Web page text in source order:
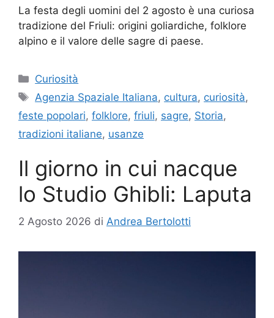
La festa degli uomini del 2 agosto è una curiosa
tradizione del Friuli: origini goliardiche, folklore
alpino e il valore delle sagre di paese.
Categorie
Curiosità
Tag
Agenzia Spaziale Italiana, cultura, curiosità,
feste popolari, folklore, friuli, sagre, Storia,
tradizioni italiane, usanze
Il giorno in cui nacque
lo Studio Ghibli: Laputa
2 Agosto 2026 di Andrea Bertolotti